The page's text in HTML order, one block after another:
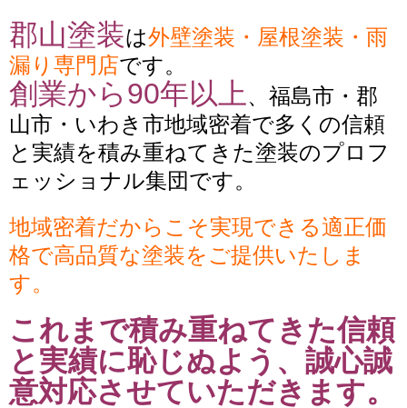
郡山塗装は外壁塗装・屋根塗装・雨
漏り専門店です。
創業から90年以上 、福島市・郡
山市・いわき市地域密着で多くの信頼
と実績を積み重ねてきた塗装のプロフ
ェッショナル集団です。
地域密着だからこそ実現できる適正価
格で高品質な塗装をご提供いたしま
す。
これまで積み重ねてきた信頼
と実績に恥じぬよう、誠心誠
意対応させていただきます。